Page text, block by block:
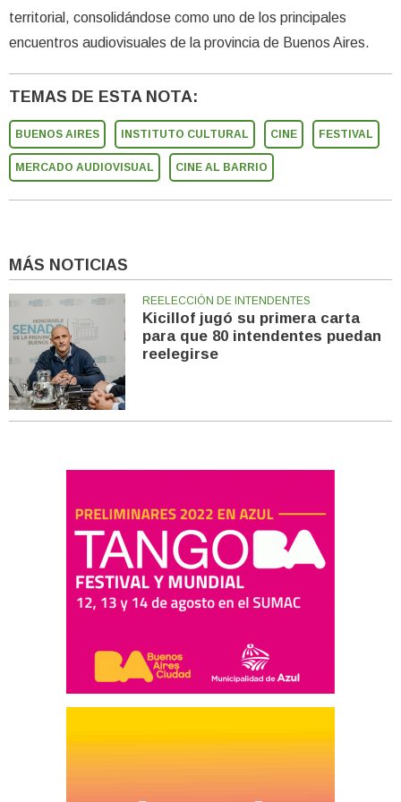
territorial, consolidándose como uno de los principales
encuentros audiovisuales de la provincia de Buenos Aires.
TEMAS DE ESTA NOTA:
BUENOS AIRES INSTITUTO CULTURAL CINE FESTIVAL
MERCADO AUDIOVISUAL CINE AL BARRIO
MÁS NOTICIAS
REELECCIÓN DE INTENDENTES
Kicillof jugó su primera carta
para que 80 intendentes puedan
reelegirse